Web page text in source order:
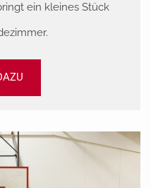
ein kleines Stück